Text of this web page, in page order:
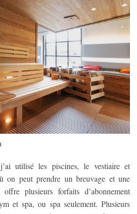
utilisé les piscines, le vestiaire et
on peut prendre un breuvage et une
plusieurs forfaits d’abonnement
et spa, ou spa seulement. Plusieurs